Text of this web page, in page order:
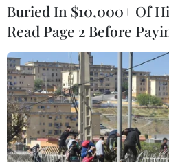
Buried In $10,000+ Of
Read Page 2 Before